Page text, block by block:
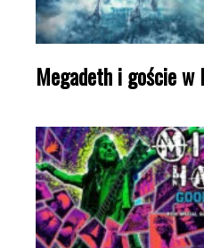
Megadeth i goście